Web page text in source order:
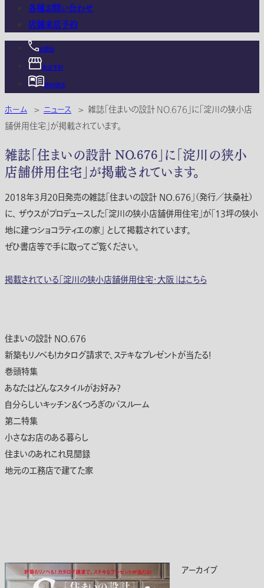
各種お問い合わせ
店舗来店予約
お電話
来店予約
資料請求
ホーム > ニュース > 雑誌「住まいの設計 NO.676」に「淀川の狭小店
舗併用住宅」が掲載されています。
雑誌「住まいの設計 NO.676」に「淀川の狭小
店舗併用住宅」が掲載されています。
2018年3月20日発売の雑誌「住まいの設計 NO.676」（発行／扶桑社）
に、 ザウスがプロデュースした「淀川の狭小店舗併用住宅」が「13坪の狭小
地に建つショコラティエの家」 として掲載されています。
ぜひ書店等で手に取ってご覧ください。
掲載されている「淀川の狭小店舗併用住宅・大阪」はこちら
住まいの設計 NO.676
新築もリノベも！カタログ請求で、ステキなプレゼントが当たる！
巻頭特集
あなたはどんなスタイルがお好み？
自分らしいキッチン＆くつろぎのバスルーム
第二特集
小さなお店のある暮らし
住まいのあれこれ見聞録
地元の工務店で建てた家
アーカイブ